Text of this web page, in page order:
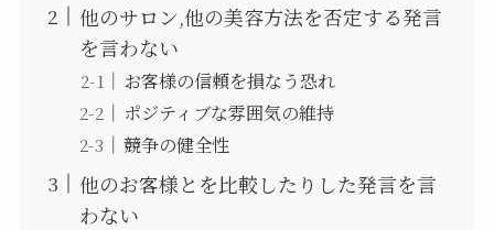
他のサロン,他の美容方法を否定する発言
を言わない
お客様の信頼を損なう恐れ
ポジティブな雰囲気の維持
競争の健全性
他のお客様とを比較したりした発言を言
わない